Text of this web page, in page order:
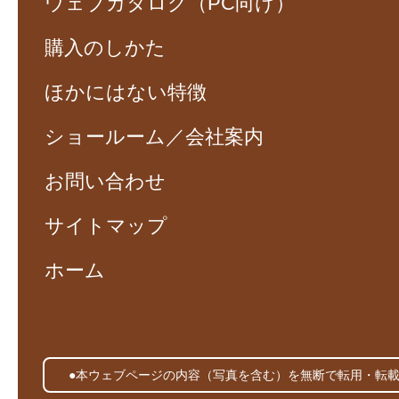
購入のしかた
ほかにはない特徴
ショールーム／会社案内
お問い合わせ
サイトマップ
ホーム
●本ウェブページの内容（写真を含む）を無断で転用・転